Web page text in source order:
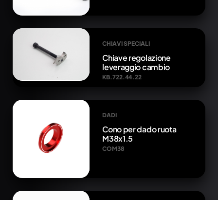
CHIAVI SPECIALI
Chiave regolazione
leveraggio cambio
KB.722.44.22
DADI
Cono per dado ruota
M38x1.5
COM38